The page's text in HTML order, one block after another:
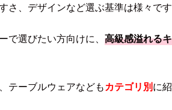
さ、デザインなど選ぶ基準は様々です
で選びたい方向けに、 高級感溢れる
テーブルウェアなどもカテゴリ別に